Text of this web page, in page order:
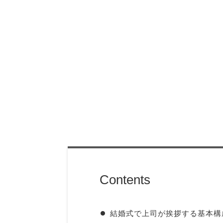
Contents
結婚式で上司が挨拶する基本構